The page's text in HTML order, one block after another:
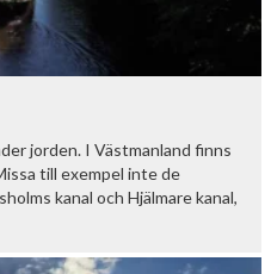
jorden. I Västmanland finns
till exempel inte de
kanal och Hjälmare kanal,